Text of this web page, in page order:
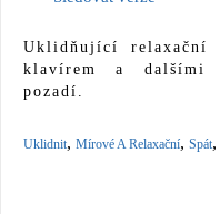
Uklidňující relaxační
klavírem a dalšími
pozadí.
Uklidnit, Mírové A Relaxační, Spát,